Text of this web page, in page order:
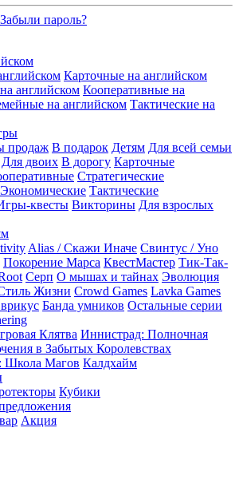
Забыли пароль?
Карточные на английском
английском Кооперативные на
на английском Тактические на
продаж В подарок Детям Для всей семьи
Для двоих В дорогу Карточные
Стратегические
Экономические Тактические
квесты Викторины Для взрослых
Alias / Скажи Иначе Свинтус / Уно
Покорение Марса КвестМастер Тик-Так-
Серп О мышах и тайнах Эволюция
Жизни Crowd Games Lavka Games
Банда умников Остальные серии
Клятва Иннистрад: Полночная
в Забытых Королевствах
Школа Магов Калдхайм
Кубики
Акция